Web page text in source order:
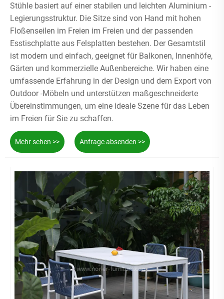
Stühle basiert auf einer stabilen und leichten Aluminium -
Legierungsstruktur. Die Sitze sind von Hand mit hohen
Floßenseilen im Freien im Freien und der passenden
Esstischplatte aus Felsplatten bestehen. Der Gesamtstil
ist modern und einfach, geeignet für Balkonen, Innenhöfe,
Gärten und kommerzielle Außenbereiche. Wir haben eine
umfassende Erfahrung in der Design und dem Export von
Outdoor -Möbeln und unterstützen maßgeschneiderte
Übereinstimmungen, um eine ideale Szene für das Leben
im Freien für Sie zu schaffen.
Mehr sehen >> Anfrage absenden >>